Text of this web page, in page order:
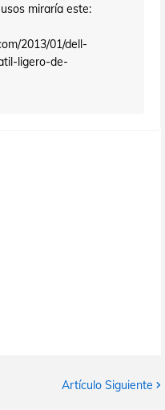
miraría este:
2013/01/dell-
ligero-de-
Artículo Siguiente